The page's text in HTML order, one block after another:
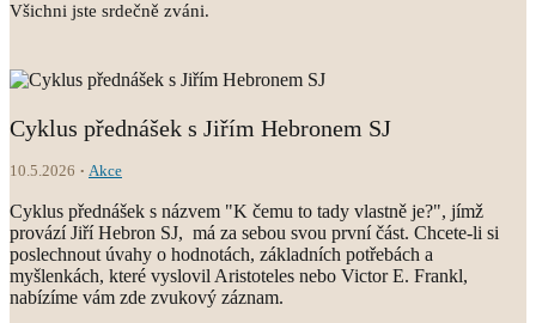
Všichni jste srdečně zváni.
Cyklus přednášek s Jiřím Hebronem SJ
10.5.2026 Akce
Cyklus přednášek s názvem "K čemu to tady vlastně je?", jímž
provází Jiří Hebron SJ, má za sebou svou první část. Chcete-li si
poslechnout úvahy o hodnotách, základních potřebách a
myšlenkách, které vyslovil Aristoteles nebo Victor E. Frankl,
nabízíme vám zde zvukový záznam.